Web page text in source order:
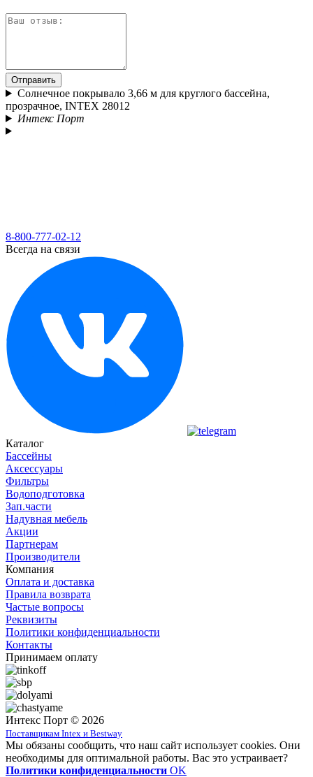
Отправить
Солнечное покрывало 3,66 м для круглого бассейна,
прозрачное, INTEX 28012
Интекс Порт
8-800-777-02-12
Всегда на связи
Каталог
Бассейны
Аксессуары
Фильтры
Водоподготовка
Зап.части
Надувная мебель
Акции
Партнерам
Производители
Компания
Оплата и доставка
Правила возврата
Частые вопросы
Реквизиты
Политики конфиденциальности
Контакты
Принимаем оплату
Интекс Порт © 2026
Поставщикам Intex и Bestway
Мы обязаны сообщить, что наш сайт использует cookies. Они
необходимы для оптимальной работы. Вас это устраивает?
Политики конфиденциальности OK